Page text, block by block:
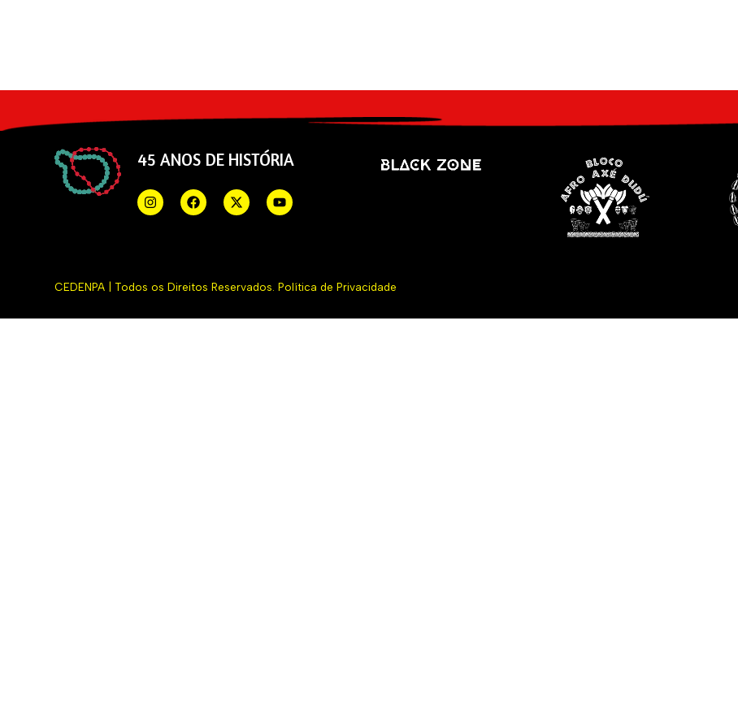
45 ANOS DE HISTÓRIA
CEDENPA | Todos os Direitos Reservados.Política de Privacidade